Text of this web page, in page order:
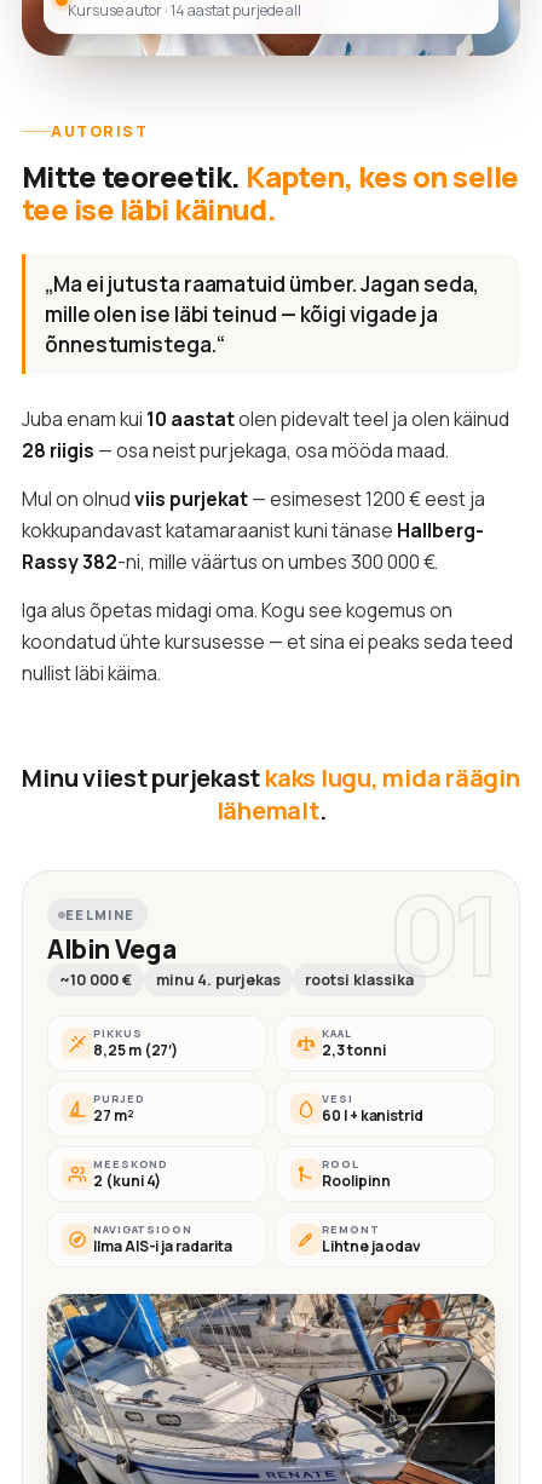
Kursuse autor · 14 aastat purjede all
AUTORIST
Mitte teoreetik. Kapten, kes on selle
tee ise läbi käinud.
„Ma ei jutusta raamatuid ümber. Jagan seda,
mille olen ise läbi teinud — kõigi vigade ja
õnnestumistega.“
Juba enam kui 10 aastatolen pidevalt teel ja olen käinud
28 riigis — osa neist purjekaga, osa mööda maad.
Mul on olnudviis purjekat— esimesest 1200 € eest ja
kokkupandavast katamaraanist kuni tänase Hallberg-
Rassy 382-ni, mille väärtus on umbes 300 000 €.
Iga alus õpetas midagi oma. Kogu see kogemus on
koondatud ühte kursusesse — et sina ei peaks seda teed
nullist läbi käima.
Minu viiest purjekastkaks lugu, mida räägin
lähemalt.
01
EELMINE
Albin Vega
~10 000 € minu 4. purjekas rootsi klassika
PIKKUS
8,25 m (27′)
KAAL
2,3 tonni
PURJED
27 m²
VESI
60 l + kanistrid
MEESKOND
2 (kuni 4)
ROOL
Roolipinn
NAVIGATSIOON
Ilma AIS-i ja radarita
REMONT
Lihtne ja odav